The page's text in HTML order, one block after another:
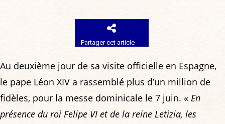
Partager cet article
Au deuxième jour de sa visite officielle en Espagne,
le pape Léon XIV a rassemblé plus d’un million de
fidèles, pour la messe dominicale le 7 juin. « En
présence du roi Felipe VI et de la reine Letizia, les